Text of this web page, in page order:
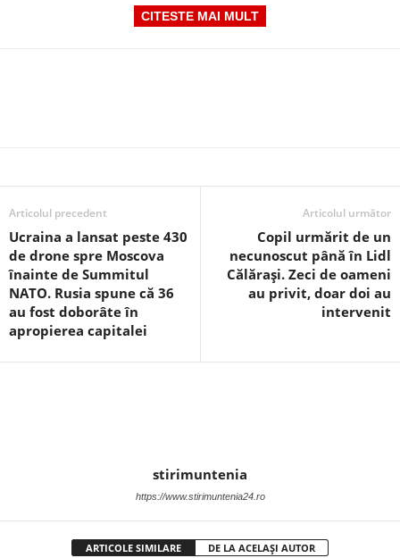
CITESTE MAI MULT
Articolul precedent
Ucraina a lansat peste 430
de drone spre Moscova
înainte de Summitul
NATO. Rusia spune că 36
au fost doborâte în
apropierea capitalei
Articolul următor
Copil urmărit de un
necunoscut până în Lidl
Călărași. Zeci de oameni
au privit, doar doi au
intervenit
stirimuntenia
https://www.stirimuntenia24.ro
ARTICOLE SIMILARE DE LA ACELAȘI AUTOR